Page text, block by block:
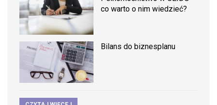
co warto o nim wiedzieć?
Bilans do biznesplanu